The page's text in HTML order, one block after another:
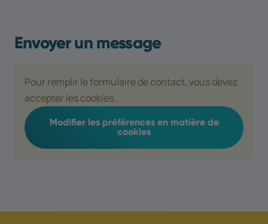
Envoyer un message
Pour remplir le formulaire de contact, vous devez
accepter les cookies.
Modifier les préférences en matière de
cookies